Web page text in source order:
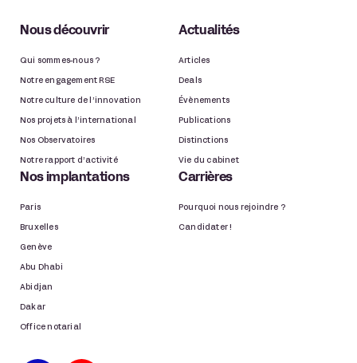
Nous découvrir
Qui sommes-nous ?
Notre engagement RSE
Notre culture de l’innovation
Nos projets à l’international
Nos Observatoires
Notre rapport d’activité
Actualités
Articles
Deals
Évènements
Publications
Distinctions
Vie du cabinet
Nos implantations
Paris
Bruxelles
Genève
Abu Dhabi
Abidjan
Dakar
Office notarial
Carrières
Pourquoi nous rejoindre ?
Candidater !